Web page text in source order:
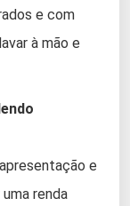
e com
à mão e
e
renda